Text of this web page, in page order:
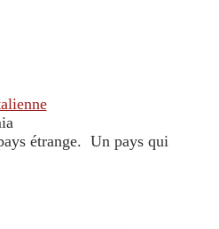
étrange. Un pays qui